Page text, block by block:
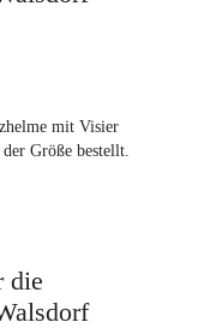
mit Visier
Größe bestellt.
die